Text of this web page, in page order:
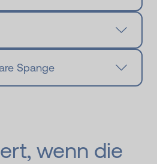
Spange
wenn die